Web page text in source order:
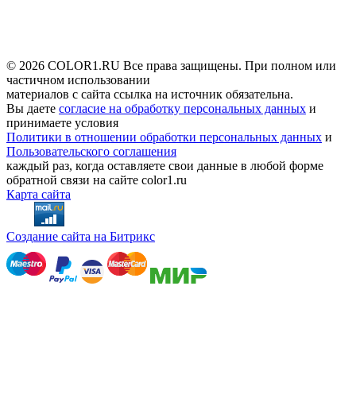
© 2026 COLOR1.RU Все права защищены. При полном или
частичном использовании
материалов с сайта ссылка на источник обязательна.
Вы даете согласие на обработку персональных данных и
принимаете условия
Политики в отношении обработки персональных данных и
Пользовательского соглашения
каждый раз, когда оставляете свои данные в любой форме
обратной связи на сайте color1.ru
Карта сайта
Создание сайта на Битрикс